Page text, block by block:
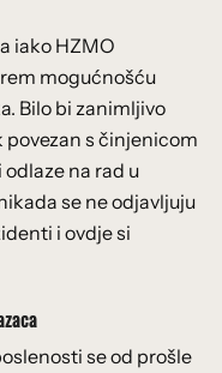
iako HZMO
mogućnošću
Bilo bi zanimljivo
s činjenicom
na rad u
se ne odjavljuju
i ovdje si
se od prošle